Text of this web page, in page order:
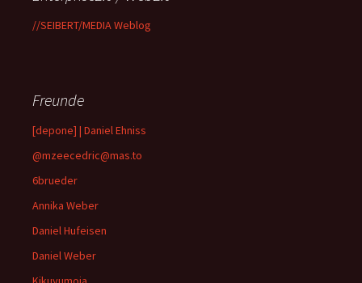
//SEIBERT/MEDIA Weblog
Freunde
[depone] | Daniel Ehniss
@mzeecedric@mas.to
6brueder
Annika Weber
Daniel Hufeisen
Daniel Weber